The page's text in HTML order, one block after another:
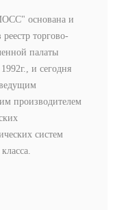
основана и
реестр торгово-
палаты
и сегодня
ведущим
производителем
систем